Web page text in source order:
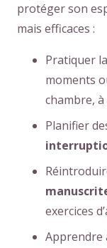
protéger son
mais efficaces :
Pratiquer la
moments
chambre, à
Planifier
exercices
Apprendre